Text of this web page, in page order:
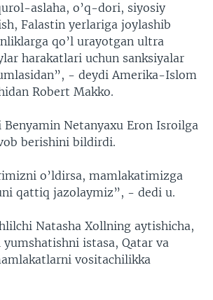
aslaha, o’q-dori, siyosiy
Falastin yerlariga joylashib
qo’l urayotgan ultra
harakatlari uchun sanksiyalar
- deydi Amerika-Islom
Robert Makko.
Netanyaxu Eron Isroilga
berishini bildirdi.
o’ldirsa, mamlakatimizga
qattiq jazolaymiz”, - dedi u.
Natasha Xollning aytishicha,
yumshatishni istasa, Qatar va
vositachilikka